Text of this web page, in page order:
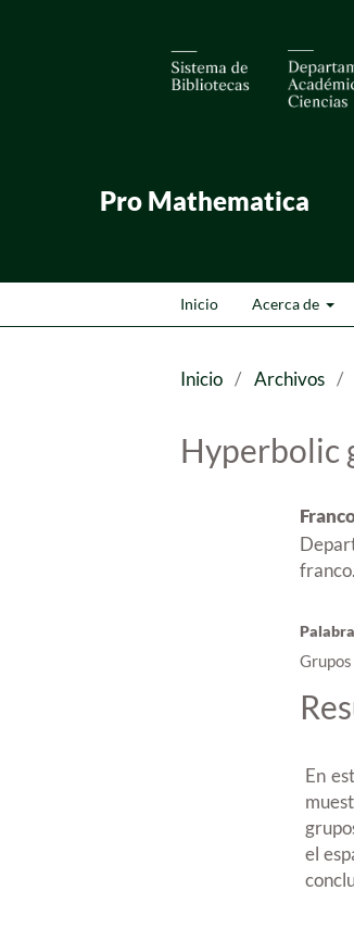
Pro Mathematica
Inicio Acerca de
Inicio / Archivos /
Hyperbolic
En
el